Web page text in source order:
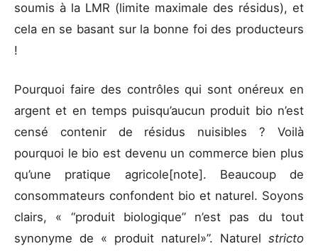
soumis à la LMR (limite maximale des résidus), et
cela en se basant sur la bonne foi des producteurs
!
Pourquoi faire des contrôles qui sont onéreux en
argent et en temps puisqu’aucun produit bio n’est
censé contenir de résidus nuisibles ? Voilà
pourquoi le bio est devenu un commerce bien plus
qu’une pratique agricole[note]. Beaucoup de
consommateurs confondent bio et naturel. Soyons
clairs, « “produit biologique” n’est pas du tout
synonyme de « produit naturel»”. Naturel stricto